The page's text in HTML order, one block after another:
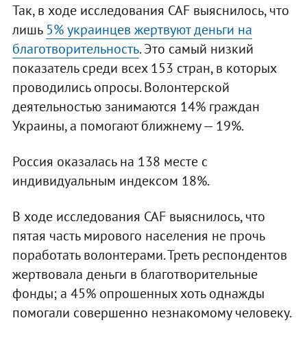
Так, в ходе исследования CAF выяснилось, что
лишь5% украинцев жертвуют деньги на
благотворительность. Это самый низкий
показатель среди всех 153 стран, в которых
проводились опросы. Волонтерской
деятельностью занимаются 14% граждан
Украины, а помогают ближнему — 19%.
Россия оказалась на 138 месте с
индивидуальным индексом 18%.
В ходе исследования CAF выяснилось, что
пятая часть мирового населения не прочь
поработать волонтерами. Треть респондентов
жертвовала деньги в благотворительные
фонды; а 45% опрошенных хоть однажды
помогали совершенно незнакомому человеку.